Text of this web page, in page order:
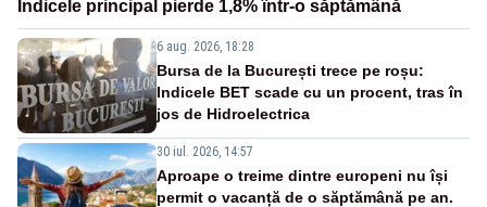
Indicele principal pierde 1,8% într-o săptămână
6 aug. 2026, 18:28
Bursa de la București trece pe roșu:
Indicele BET scade cu un procent, tras în
jos de Hidroelectrica
30 iul. 2026, 14:57
Aproape o treime dintre europeni nu își
permit o vacanță de o săptămână pe an.